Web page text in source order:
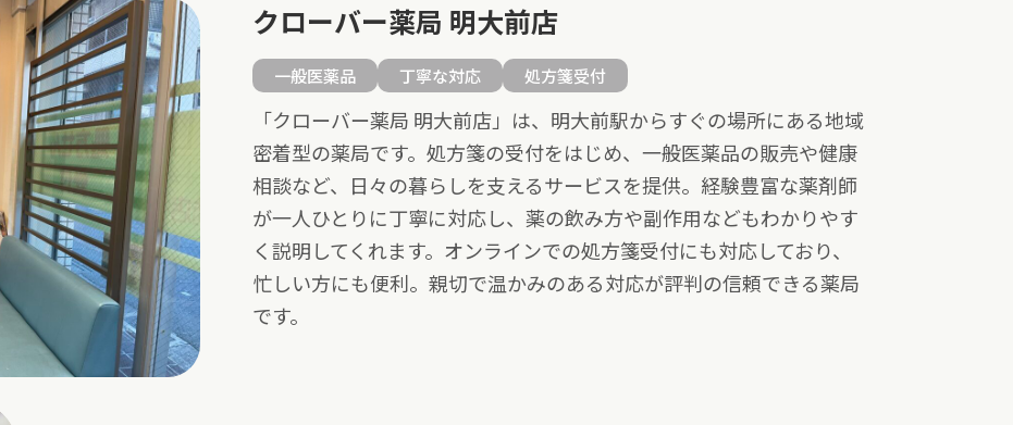
クローバー薬局 明大前店
一般医薬品 丁寧な対応 処方箋受付
「クローバー薬局 明大前店」は、明大前駅からすぐの場所にある地域
密着型の薬局です。処方箋の受付をはじめ、一般医薬品の販売や健康
相談など、日々の暮らしを支えるサービスを提供。経験豊富な薬剤師
が一人ひとりに丁寧に対応し、薬の飲み方や副作用などもわかりやす
く説明してくれます。オンラインでの処方箋受付にも対応しており、
忙しい方にも便利。親切で温かみのある対応が評判の信頼できる薬局
です。